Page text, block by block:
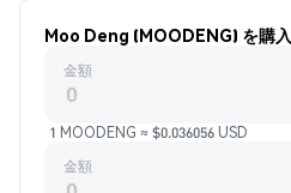
Moo Deng (MOODENG) を購入
金額
1 MOODENG ≈ $0.036056 USD
金額